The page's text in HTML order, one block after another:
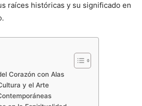
raíces históricas y su significado en
Corazón con Alas
y el Arte